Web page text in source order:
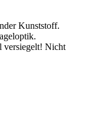
Kunststoff.
versiegelt! Nicht